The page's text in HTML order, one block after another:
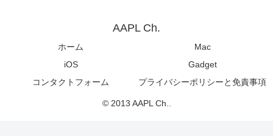
AAPL Ch.
ホーム
Mac
iOS
Gadget
コンタクトフォーム
プライバシーポリシーと免責事項
© 2013 AAPL Ch..